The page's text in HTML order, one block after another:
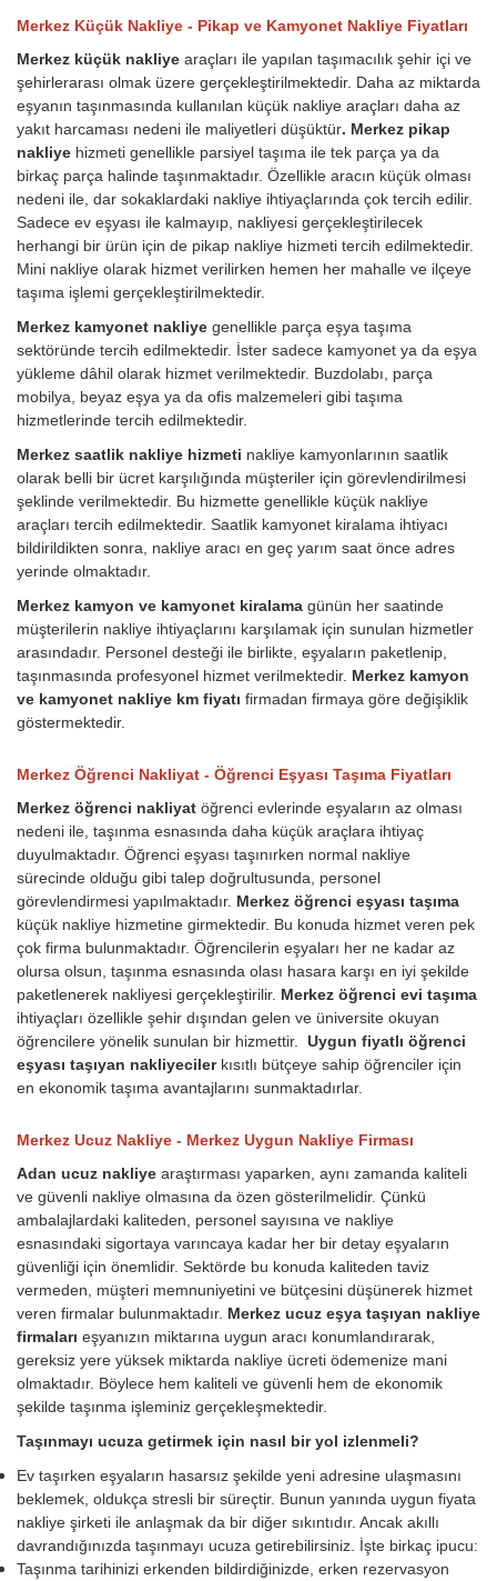
Merkez Küçük Nakliye - Pikap ve Kamyonet Nakliye Fiyatları
Merkez küçük nakliye araçları ile yapılan taşımacılık şehir içi ve
şehirlerarası olmak üzere gerçekleştirilmektedir. Daha az miktarda
eşyanın taşınmasında kullanılan küçük nakliye araçları daha az
yakıt harcaması nedeni ile maliyetleri düşüktür. Merkez pikap
nakliye hizmeti genellikle parsiyel taşıma ile tek parça ya da
birkaç parça halinde taşınmaktadır. Özellikle aracın küçük olması
nedeni ile, dar sokaklardaki nakliye ihtiyaçlarında çok tercih edilir.
Sadece ev eşyası ile kalmayıp, nakliyesi gerçekleştirilecek
herhangi bir ürün için de pikap nakliye hizmeti tercih edilmektedir.
Mini nakliye olarak hizmet verilirken hemen her mahalle ve ilçeye
taşıma işlemi gerçekleştirilmektedir.
Merkez kamyonet nakliye genellikle parça eşya taşıma
sektöründe tercih edilmektedir. İster sadece kamyonet ya da eşya
yükleme dâhil olarak hizmet verilmektedir. Buzdolabı, parça
mobilya, beyaz eşya ya da ofis malzemeleri gibi taşıma
hizmetlerinde tercih edilmektedir.
Merkez saatlik nakliye hizmeti nakliye kamyonlarının saatlik
olarak belli bir ücret karşılığında müşteriler için görevlendirilmesi
şeklinde verilmektedir. Bu hizmette genellikle küçük nakliye
araçları tercih edilmektedir. Saatlik kamyonet kiralama ihtiyacı
bildirildikten sonra, nakliye aracı en geç yarım saat önce adres
yerinde olmaktadır.
Merkez kamyon ve kamyonet kiralama günün her saatinde
müşterilerin nakliye ihtiyaçlarını karşılamak için sunulan hizmetler
arasındadır. Personel desteği ile birlikte, eşyaların paketlenip,
taşınmasında profesyonel hizmet verilmektedir. Merkez kamyon
ve kamyonet nakliye km fiyatı firmadan firmaya göre değişiklik
göstermektedir.
Merkez Öğrenci Nakliyat - Öğrenci Eşyası Taşıma Fiyatları
Merkez öğrenci nakliyat öğrenci evlerinde eşyaların az olması
nedeni ile, taşınma esnasında daha küçük araçlara ihtiyaç
duyulmaktadır. Öğrenci eşyası taşınırken normal nakliye
sürecinde olduğu gibi talep doğrultusunda, personel
görevlendirmesi yapılmaktadır. Merkez öğrenci eşyası taşıma
küçük nakliye hizmetine girmektedir. Bu konuda hizmet veren pek
çok firma bulunmaktadır. Öğrencilerin eşyaları her ne kadar az
olursa olsun, taşınma esnasında olası hasara karşı en iyi şekilde
paketlenerek nakliyesi gerçekleştirilir. Merkez öğrenci evi taşıma
ihtiyaçları özellikle şehir dışından gelen ve üniversite okuyan
öğrencilere yönelik sunulan bir hizmettir. Uygun fiyatlı öğrenci
eşyası taşıyan nakliyeciler kısıtlı bütçeye sahip öğrenciler için
en ekonomik taşıma avantajlarını sunmaktadırlar.
Merkez Ucuz Nakliye - Merkez Uygun Nakliye Firması
Adan ucuz nakliye araştırması yaparken, aynı zamanda kaliteli
ve güvenli nakliye olmasına da özen gösterilmelidir. Çünkü
ambalajlardaki kaliteden, personel sayısına ve nakliye
esnasındaki sigortaya varıncaya kadar her bir detay eşyaların
güvenliği için önemlidir. Sektörde bu konuda kaliteden taviz
vermeden, müşteri memnuniyetini ve bütçesini düşünerek hizmet
veren firmalar bulunmaktadır. Merkez ucuz eşya taşıyan nakliye
firmaları eşyanızın miktarına uygun aracı konumlandırarak,
gereksiz yere yüksek miktarda nakliye ücreti ödemenize mani
olmaktadır. Böylece hem kaliteli ve güvenli hem de ekonomik
şekilde taşınma işleminiz gerçekleşmektedir.
Taşınmayı ucuza getirmek için nasıl bir yol izlenmeli?
Ev taşırken eşyaların hasarsız şekilde yeni adresine ulaşmasını
beklemek, oldukça stresli bir süreçtir. Bunun yanında uygun fiyata
nakliye şirketi ile anlaşmak da bir diğer sıkıntıdır. Ancak akıllı
davrandığınızda taşınmayı ucuza getirebilirsiniz. İşte birkaç ipucu:
Taşınma tarihinizi erkenden bildirdiğinizde, erken rezervasyon